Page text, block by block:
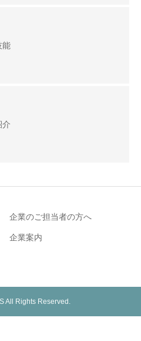
能
介
企業のご担当者の方へ
企業案内
All Rights Reserved.